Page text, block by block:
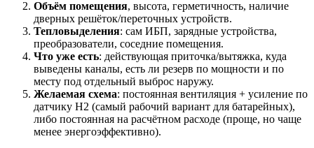
Объём помещения, высота, герметичность, наличие
дверных решёток/переточных устройств.
Тепловыделения: сам ИБП, зарядные устройства,
преобразователи, соседние помещения.
Что уже есть: действующая приточка/вытяжка, куда
выведены каналы, есть ли резерв по мощности и по
месту под отдельный выброс наружу.
Желаемая схема: постоянная вентиляция + усиление по
датчику H2 (самый рабочий вариант для батарейных),
либо постоянная на расчётном расходе (проще, но чаще
менее энергоэффективно).